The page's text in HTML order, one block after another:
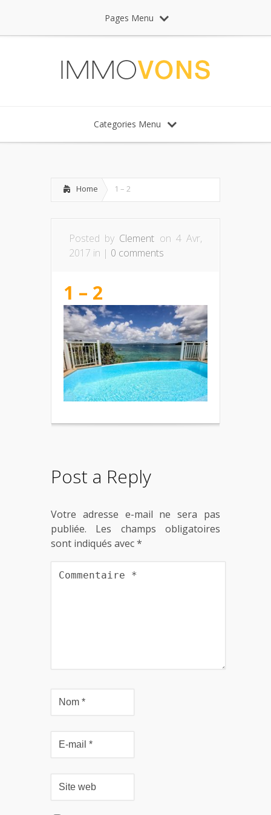
Pages Menu
Categories Menu
Home 1 – 2
Posted by Clement on 4 Avr,
2017 in | 0 comments
1 – 2
Post a Reply
Votre adresse e-mail ne sera pas
publiée.
Les champs obligatoires
sont indiqués avec*